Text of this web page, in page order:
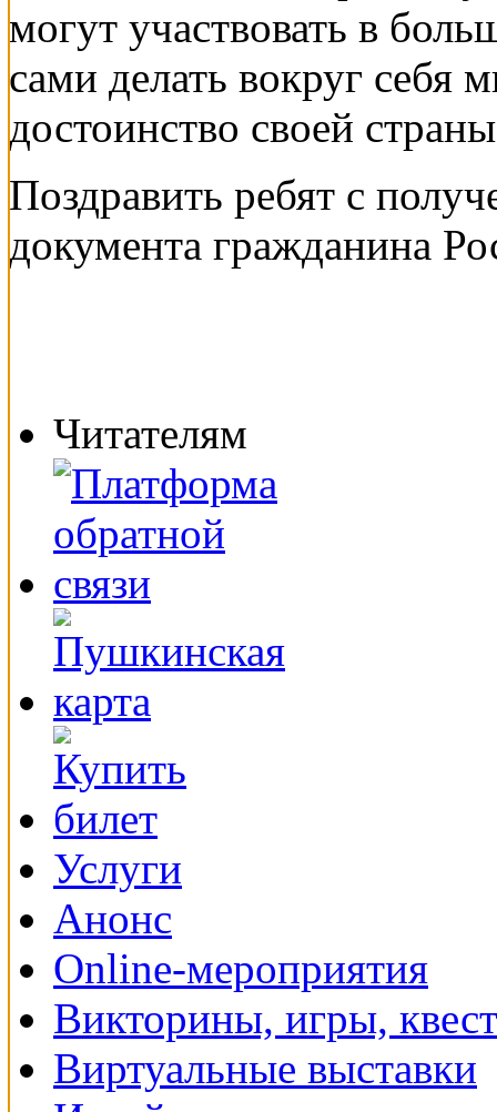
могут участвовать в
сами делать вокруг себя
достоинство своей
Поздравить ребят с
документа гражданина
Читателям
Услуги
Анонс
Online-мероприятия
Викторины, игры,
Виртуальные выставки